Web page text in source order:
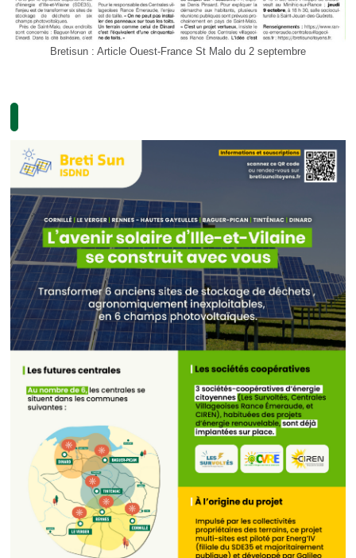
Bretisun : Article Ouest-France St Malo du 2 septembre